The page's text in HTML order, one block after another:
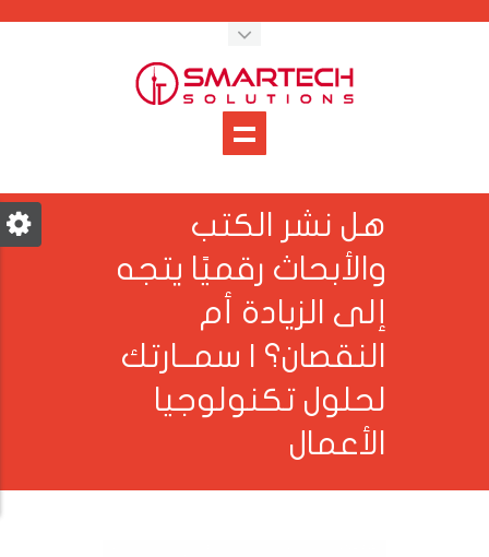
هل نشر الكتب
والأبحاث رقميًا يتجه
إلى الزيادة أم
النقصان؟ | سمــارتك
لحلول تكنولوجيا
الأعمال